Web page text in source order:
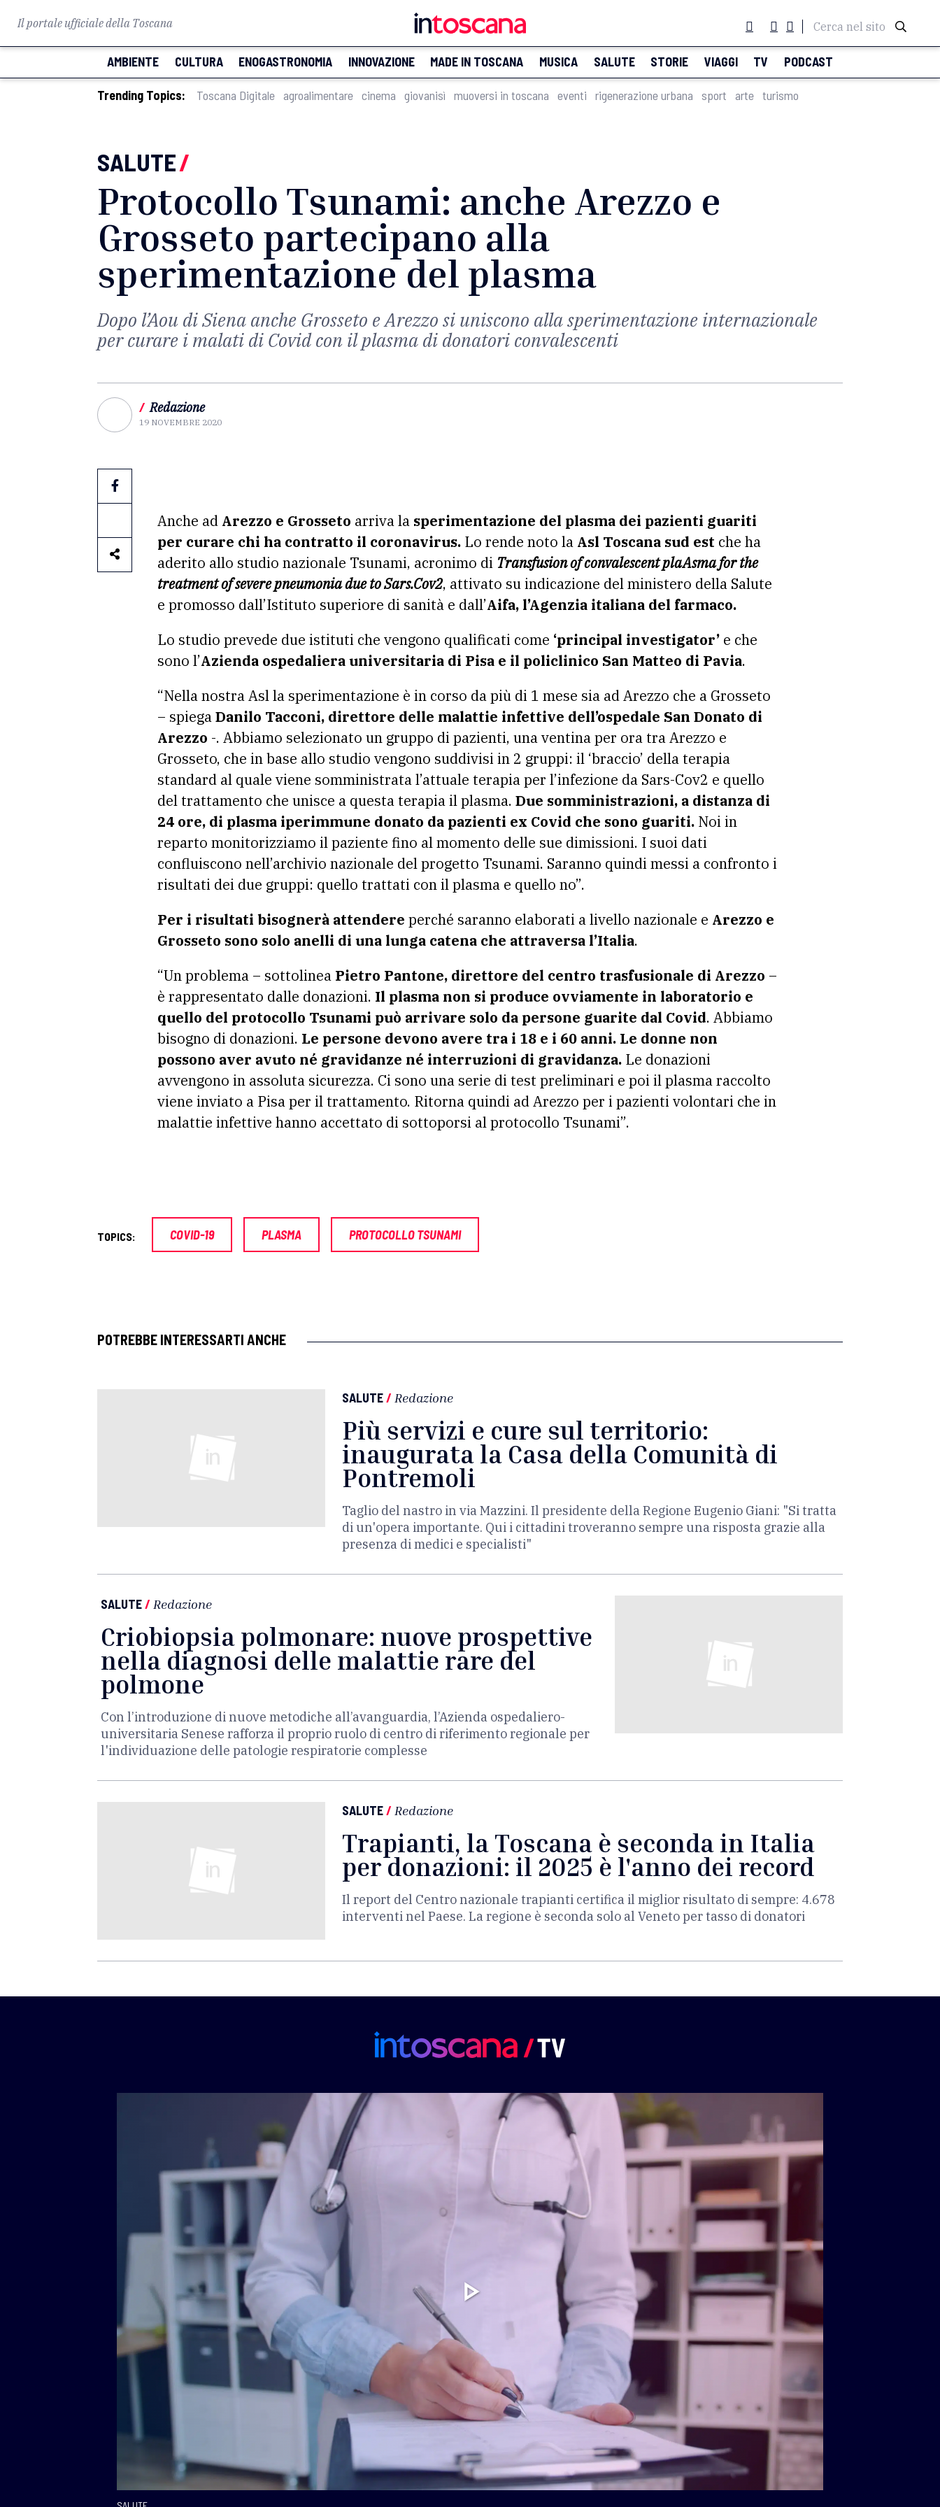
Il portale ufficiale della Toscana Cerca nel sito
AMBIENTE CULTURA ENOGASTRONOMIA INNOVAZIONE MADE IN TOSCANA MUSICA SALUTE STORIE VIAGGI TV PODCAST
Trending Topics: Toscana Digitale agroalimentare cinema giovanisì muoversi in toscana eventi rigenerazione urbana sport arte turismo
SALUTE/
Protocollo Tsunami: anche Arezzo e
Grosseto partecipano alla
sperimentazione del plasma
Dopo l’Aou di Siena anche Grosseto e Arezzo si uniscono alla sperimentazione internazionale
per curare i malati di Covid con il plasma di donatori convalescenti
/ Redazione
19 NOVEMBRE 2020
Anche ad Arezzo e Grosseto arriva la sperimentazione del plasma dei pazienti guariti
per curare chi ha contratto il coronavirus. Lo rende noto la Asl Toscana sud est che ha
aderito allo studio nazionale Tsunami, acronimo di Transfusion of convalescent plaAsma for the
treatment of severe pneumonia due to Sars.Cov2, attivato su indicazione del ministero della Salute
e promosso dall’Istituto superiore di sanità e dall’Aifa, l’Agenzia italiana del farmaco.
Lo studio prevede due istituti che vengono qualificati come ‘principal investigator’ e che
sono l’Azienda ospedaliera universitaria di Pisa e il policlinico San Matteo di Pavia.
“Nella nostra Asl la sperimentazione è in corso da più di 1 mese sia ad Arezzo che a Grosseto
– spiegaDanilo Tacconi, direttore delle malattie infettive dell’ospedale San Donato di
Arezzo -. Abbiamo selezionato un gruppo di pazienti, una ventina per ora tra Arezzo e
Grosseto, che in base allo studio vengono suddivisi in 2 gruppi: il ‘braccio’ della terapia
standard al quale viene somministrata l’attuale terapia per l’infezione da Sars-Cov2 e quello
del trattamento che unisce a questa terapia il plasma. Due somministrazioni, a distanza di
24 ore, di plasma iperimmune donato da pazienti ex Covid che sono guariti. Noi in
reparto monitorizziamo il paziente fino al momento delle sue dimissioni. I suoi dati
confluiscono nell’archivio nazionale del progetto Tsunami. Saranno quindi messi a confronto i
risultati dei due gruppi: quello trattati con il plasma e quello no”.
Per i risultati bisognerà attendere perché saranno elaborati a livello nazionale e Arezzo e
Grosseto sono solo anelli di una lunga catena che attraversa l’Italia.
“Un problema – sottolinea Pietro Pantone, direttore del centro trasfusionale di Arezzo –
è rappresentato dalle donazioni. Il plasma non si produce ovviamente in laboratorio e
quello del protocollo Tsunami può arrivare solo da persone guarite dal Covid. Abbiamo
bisogno di donazioni. Le persone devono avere tra i 18 e i 60 anni. Le donne non
possono aver avuto né gravidanze né interruzioni di gravidanza. Le donazioni
avvengono in assoluta sicurezza. Ci sono una serie di test preliminari e poi il plasma raccolto
viene inviato a Pisa per il trattamento. Ritorna quindi ad Arezzo per i pazienti volontari che in
malattie infettive hanno accettato di sottoporsi al protocollo Tsunami”.
TOPICS: COVID-19 PLASMA PROTOCOLLO TSUNAMI
POTREBBE INTERESSARTI ANCHE
SALUTE/ Redazione
Più servizi e cure sul territorio:
inaugurata la Casa della Comunità di
Pontremoli
Taglio del nastro in via Mazzini. Il presidente della Regione Eugenio Giani: "Si tratta
di un'opera importante. Qui i cittadini troveranno sempre una risposta grazie alla
presenza di medici e specialisti"
SALUTE/ Redazione
Criobiopsia polmonare: nuove prospettive
nella diagnosi delle malattie rare del
polmone
Con l’introduzione di nuove metodiche all’avanguardia, l’Azienda ospedaliero-
universitaria Senese rafforza il proprio ruolo di centro di riferimento regionale per
l'individuazione delle patologie respiratorie complesse
SALUTE/ Redazione
Trapianti, la Toscana è seconda in Italia
per donazioni: il 2025 è l'anno dei record
Il report del Centro nazionale trapianti certifica il miglior risultato di sempre: 4.678
interventi nel Paese. La regione è seconda solo al Veneto per tasso di donatori